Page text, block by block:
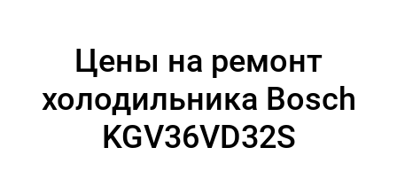
Цены на ремонт
холодильника Bosch
KGV36VD32S